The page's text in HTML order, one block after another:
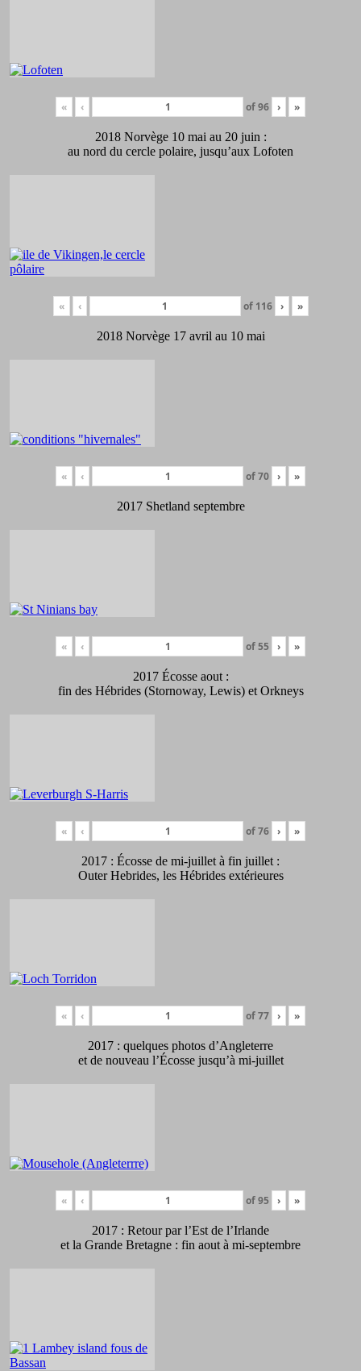
« ‹ of96 › »
2018 Norvège 10 mai au 20 juin :
au nord du cercle polaire, jusqu’aux Lofoten
« ‹ of 116 › »
2018 Norvège 17 avril au 10 mai
« ‹ of70 › »
2017 Shetland septembre
« ‹ of55 › »
2017 Écosse aout :
fin des Hébrides (Stornoway, Lewis) et Orkneys
« ‹ of76 › »
2017 : Écosse de mi-juillet à fin juillet :
Outer Hebrides, les Hébrides extérieures
« ‹ of77 › »
2017 : quelques photos d’Angleterre
et de nouveau l’Écosse jusqu’à mi-juillet
« ‹ of95 › »
2017 : Retour par l’Est de l’Irlande
et la Grande Bretagne : fin aout à mi-septembre